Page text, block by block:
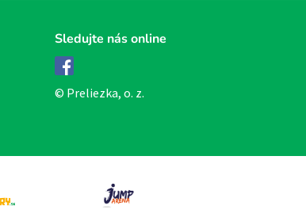
Sledujte nás online
© Preliezka, o. z.